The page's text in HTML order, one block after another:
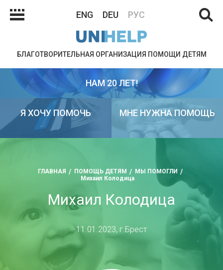
ENG DEU РУС
БЛАГОТВОРИТЕЛЬНАЯ ОРГАНИЗАЦИЯ ПОМОЩИ ДЕТЯМ
НАМ 20 ЛЕТ!
Я ХОЧУ ПОМОЧЬ МНЕ НУЖНА ПОМОЩЬ
ГЛАВНАЯ ПОМОЩЬ ДЕТЯМ
МЫ ПОМОГЛИ
Михаил Колодица
Михаил Колодица
11.01.2023, г.Брест